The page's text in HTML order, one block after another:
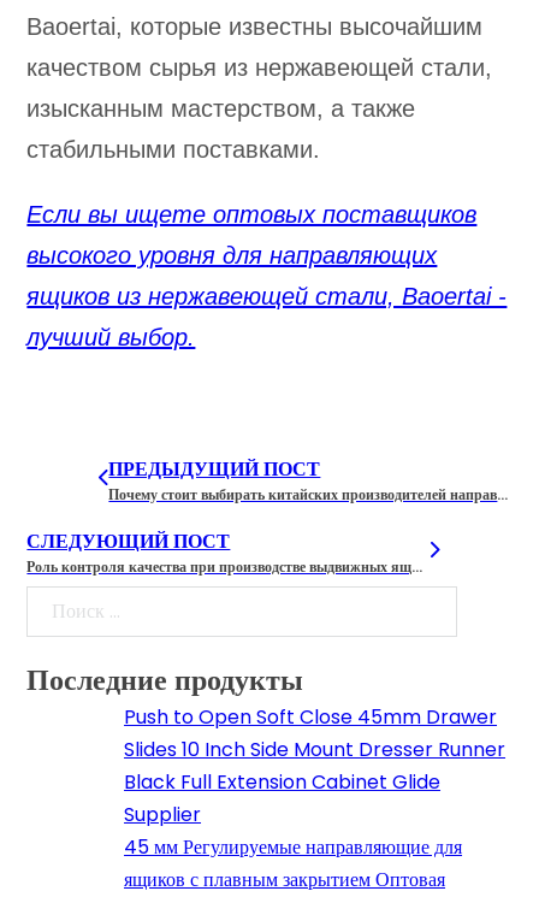
Baoertai, которые известны высочайшим
качеством сырья из нержавеющей стали,
изысканным мастерством, а также
стабильными поставками.
Если вы ищете оптовых поставщиков
высокого уровня для направляющих
ящиков из нержавеющей стали, Baoertai -
лучший выбор.
ПРЕДЫДУЩИЙ ПОСТ
Почему стоит выбирать китайских производителей направляющих для выдвижных ящиков
СЛЕДУЮЩИЙ ПОСТ
Роль контроля качества при производстве выдвижных ящиков
Поиск
Последние продукты
Push to Open Soft Close 45mm Drawer
Slides 10 Inch Side Mount Dresser Runner
Black Full Extension Cabinet Glide
Supplier
45 мм Регулируемые направляющие для
ящиков с плавным закрытием Оптовая